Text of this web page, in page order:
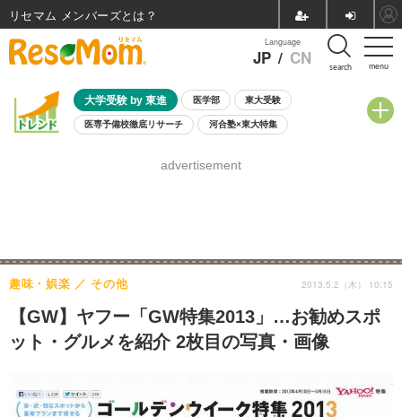
menu
Language
JP / CN search
大学受験 by 東進 医学部 東大受験
医専予備校徹底リサーチ 河合塾×東大特集
8月開催学校説明会・相談会
advertisement
【GW】ヤフー「GW特集2013」…お勧めスポ
ット・グルメを紹介 2枚目の写真・画像
趣味・娯楽 その他 2013.5.2（木） 10:15
リセマム メンバーズ